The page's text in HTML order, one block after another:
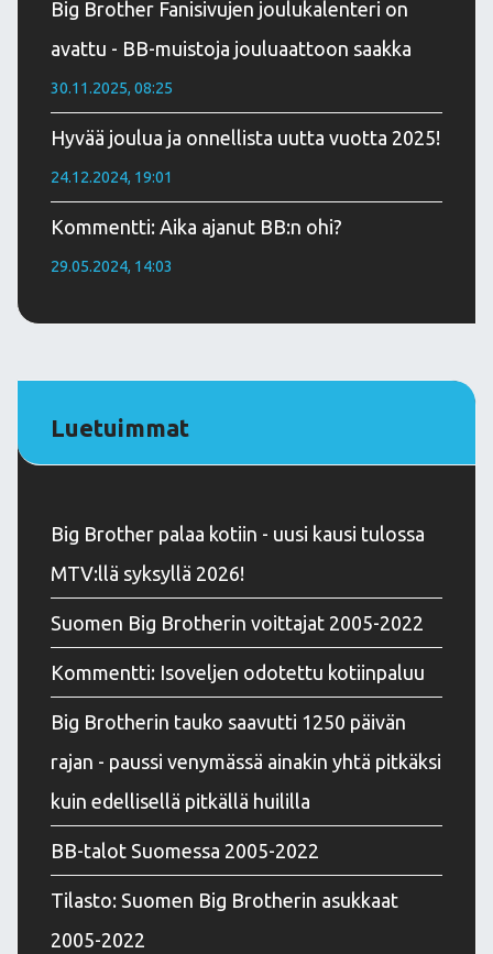
Big Brother Fanisivujen joulukalenteri on
avattu - BB-muistoja jouluaattoon saakka
30.11.2025, 08:25
Hyvää joulua ja onnellista uutta vuotta 2025!
24.12.2024, 19:01
Kommentti: Aika ajanut BB:n ohi?
29.05.2024, 14:03
Luetuimmat
Big Brother palaa kotiin - uusi kausi tulossa
MTV:llä syksyllä 2026!
Suomen Big Brotherin voittajat 2005-2022
Kommentti: Isoveljen odotettu kotiinpaluu
Big Brotherin tauko saavutti 1250 päivän
rajan - paussi venymässä ainakin yhtä pitkäksi
kuin edellisellä pitkällä huililla
BB-talot Suomessa 2005-2022
Tilasto: Suomen Big Brotherin asukkaat
2005-2022